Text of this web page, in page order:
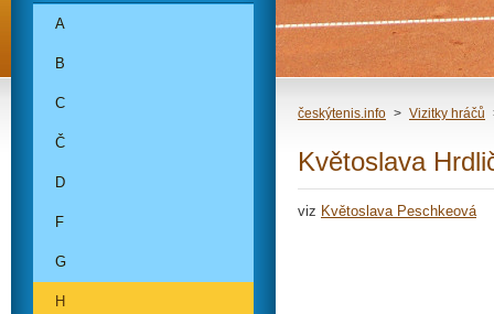
českýtenis.info > Vizitky hráčů
Květoslava
viz Květoslava Peschkeová
A
B
C
Č
D
F
G
H